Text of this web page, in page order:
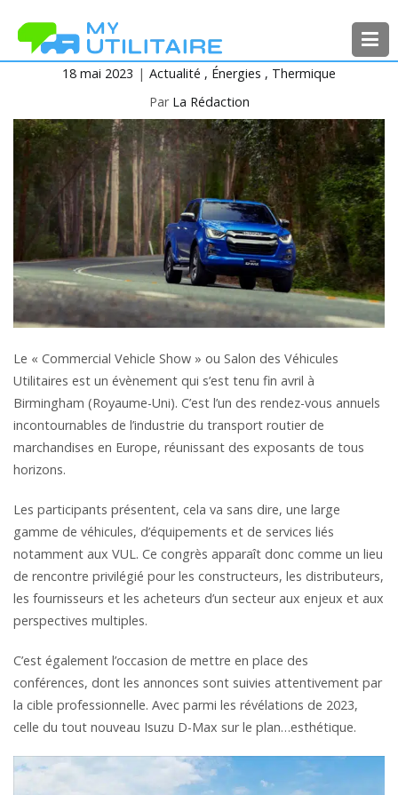
contenu
MyUtilitaire
Toute l’actualité des véhicules
18 mai 2023 Actualité Énergies
Thermique
Par La Rédaction
Le « Commercial Vehicle Show » ou Salon des Véhicules
Utilitaires est un évènement qui s’est tenu fin avril à
Birmingham (Royaume-Uni). C’est l’un des rendez-vous annuels
incontournables de l’industrie du transport routier de
marchandises en Europe, réunissant des exposants de tous
horizons.
Les participants présentent, cela va sans dire, une large
gamme de véhicules, d’équipements et de services liés
notamment aux VUL. Ce congrès apparaît donc comme un lieu
de rencontre privilégié pour les constructeurs, les distributeurs,
les fournisseurs et les acheteurs d’un secteur aux enjeux et aux
perspectives multiples.
C’est également l’occasion de mettre en place des
conférences, dont les annonces sont suivies attentivement par
la cible professionnelle. Avec parmi les révélations de 2023,
celle du tout nouveau Isuzu D-Max sur le plan…esthétique.